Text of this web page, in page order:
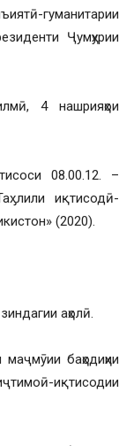
гуманитарии
Ҷумҳурии
4 нашрияҳои
08.00.12. –
иқтисодӣ-
(2020).
аҳолӣ.
баҳодиҳии
иқтисодии